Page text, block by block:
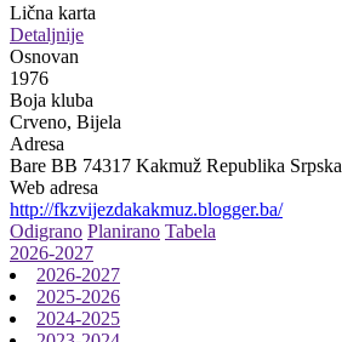
Lična karta
Detaljnije
Osnovan
1976
Boja kluba
Crveno, Bijela
Adresa
Bare BB 74317 Kakmuž Republika Srpska
Web adresa
http://fkzvijezdakakmuz.blogger.ba/
Odigrano Planirano Tabela
2026-2027
2026-2027
2025-2026
2024-2025